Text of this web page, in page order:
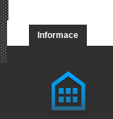
Informace